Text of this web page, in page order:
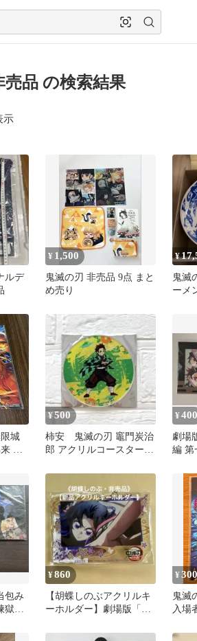
売品 の検索結果
示
ルデ
¥ 1,500
鬼滅の刃 非売品 9点 まと
め売り
¥
鬼滅
ーメ
城
入
¥500
柿安 鬼滅の刃 竈門炭治
郎 アクリルコースター
¥400
劇場
編
包み
杏
¥860
【胡蝶しのぶアクリルキ
ーホルダー】劇場版「鬼
猗窩座再来
¥300
鬼滅
入場
売品